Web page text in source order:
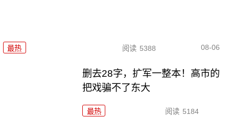
最热 阅读 5388 08-06
删去28字，扩军一整本！高市的
把戏骗不了东大
最热 阅读 5184